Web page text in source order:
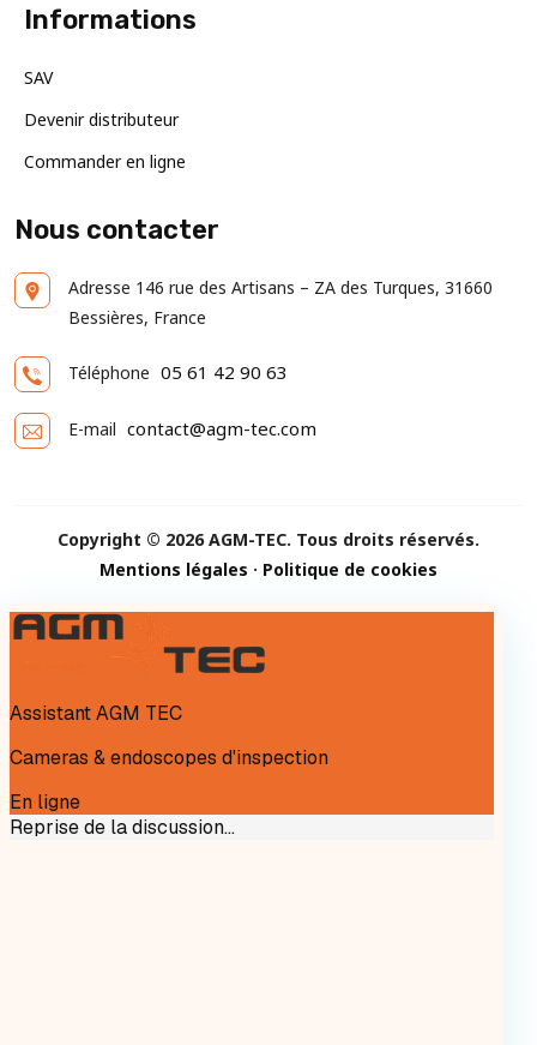
Informations
SAV
Devenir distributeur
Commander en ligne
Nous contacter
Adresse 146 rue des Artisans – ZA des Turques, 31660
Bessières, France
Téléphone 05 61 42 90 63
E-mail contact@agm-tec.com
Copyright © 2026 AGM-TEC. Tous droits réservés.
Mentions légales · Politique de cookies